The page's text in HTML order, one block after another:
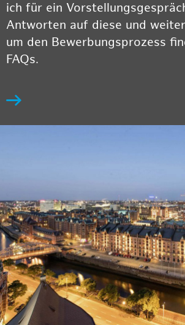
ich für ein
Antworten auf diese und
um den Bewerbungsprozess
FAQs.